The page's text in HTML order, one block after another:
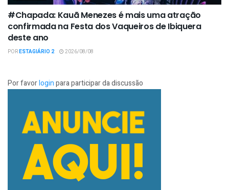
#Chapada: Kauã Menezes é mais uma atração
confirmada na Festa dos Vaqueiros de Ibiquera
deste ano
PORESTAGIÁRIO 2 2026/08/08
Por favorloginpara participar da discussão